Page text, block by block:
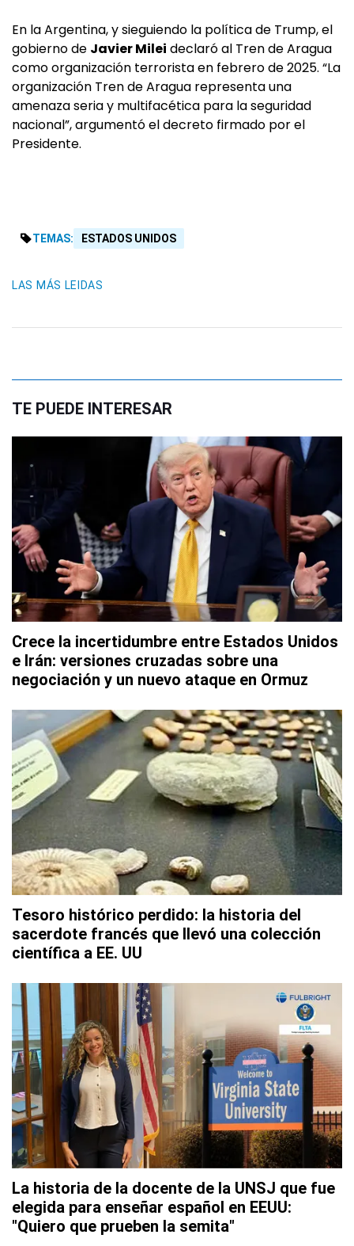
En la Argentina, y sieguiendo la política de Trump, el
gobierno de Javier Milei declaró al Tren de Aragua
como organización terrorista en febrero de 2025. “La
organización Tren de Aragua representa una
amenaza seria y multifacética para la seguridad
nacional”, argumentó el decreto firmado por el
Presidente.
TEMAS: ESTADOS UNIDOS
LAS MÁS LEIDAS
TE PUEDE INTERESAR
Crece la incertidumbre entre Estados Unidos
e Irán: versiones cruzadas sobre una
negociación y un nuevo ataque en Ormuz
Tesoro histórico perdido: la historia del
sacerdote francés que llevó una colección
científica a EE. UU
La historia de la docente de la UNSJ que fue
elegida para enseñar español en EEUU:
"Quiero que prueben la semita"